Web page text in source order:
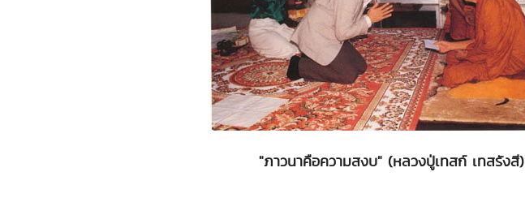
"ภาวนาคือความสงบ" (หลวงปู่เทสก์ เทสรังสี)